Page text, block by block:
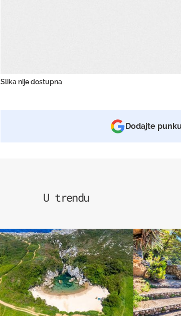
Slika nije dostupna
Dodajte
U trendu